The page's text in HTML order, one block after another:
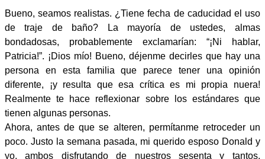
Bueno, seamos realistas. ¿Tiene fecha de caducidad el uso
de traje de baño? La mayoría de ustedes, almas
bondadosas, probablemente exclamarían: “¡Ni hablar,
Patricia!”. ¡Dios mío! Bueno, déjenme decirles que hay una
persona en esta familia que parece tener una opinión
diferente, ¡y resulta que esa crítica es mi propia nuera!
Realmente te hace reflexionar sobre los estándares que
tienen algunas personas.
Ahora, antes de que se alteren, permítanme retroceder un
poco. Justo la semana pasada, mi querido esposo Donald y
yo, ambos disfrutando de nuestros sesenta y tantos,